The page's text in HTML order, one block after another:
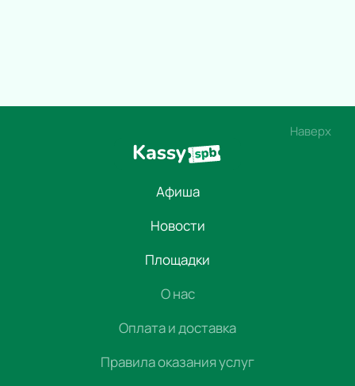
Наверх
Афиша
Новости
Площадки
О нас
Оплата и доставка
Правила оказания услуг